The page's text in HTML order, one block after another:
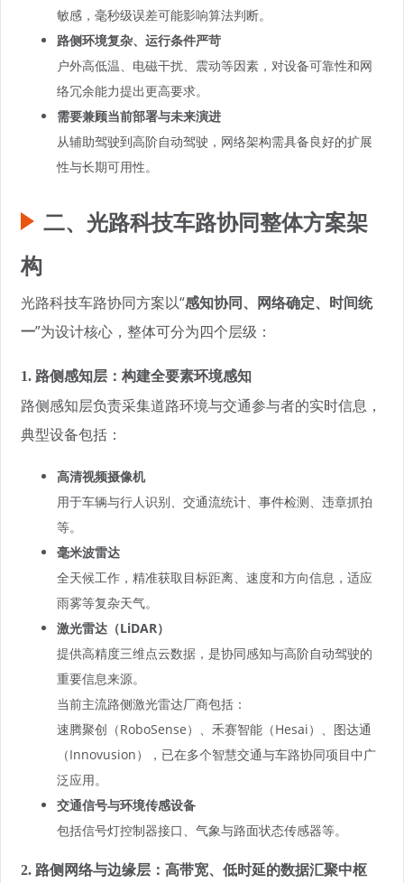
敏感，毫秒级误差可能影响算法判断。
路侧环境复杂、运行条件严苛
户外高低温、电磁干扰、震动等因素，对设备可靠性和网
络冗余能力提出更高要求。
需要兼顾当前部署与未来演进
从辅助驾驶到高阶自动驾驶，网络架构需具备良好的扩展
性与长期可用性。
二、光路科技车路协同整体方案架
构
光路科技车路协同方案以“感知协同、网络确定、时间统
一”为设计核心，整体可分为四个层级：
1. 路侧感知层：构建全要素环境感知
路侧感知层负责采集道路环境与交通参与者的实时信息，
典型设备包括：
高清视频摄像机
用于车辆与行人识别、交通流统计、事件检测、违章抓拍
等。
毫米波雷达
全天候工作，精准获取目标距离、速度和方向信息，适应
雨雾等复杂天气。
激光雷达（LiDAR）
提供高精度三维点云数据，是协同感知与高阶自动驾驶的
重要信息来源。
当前主流路侧激光雷达厂商包括：
速腾聚创（RoboSense）、禾赛智能（Hesai）、图达通
（Innovusion），已在多个智慧交通与车路协同项目中广
泛应用。
交通信号与环境传感设备
包括信号灯控制器接口、气象与路面状态传感器等。
2. 路侧网络与边缘层：高带宽、低时延的数据汇聚中枢